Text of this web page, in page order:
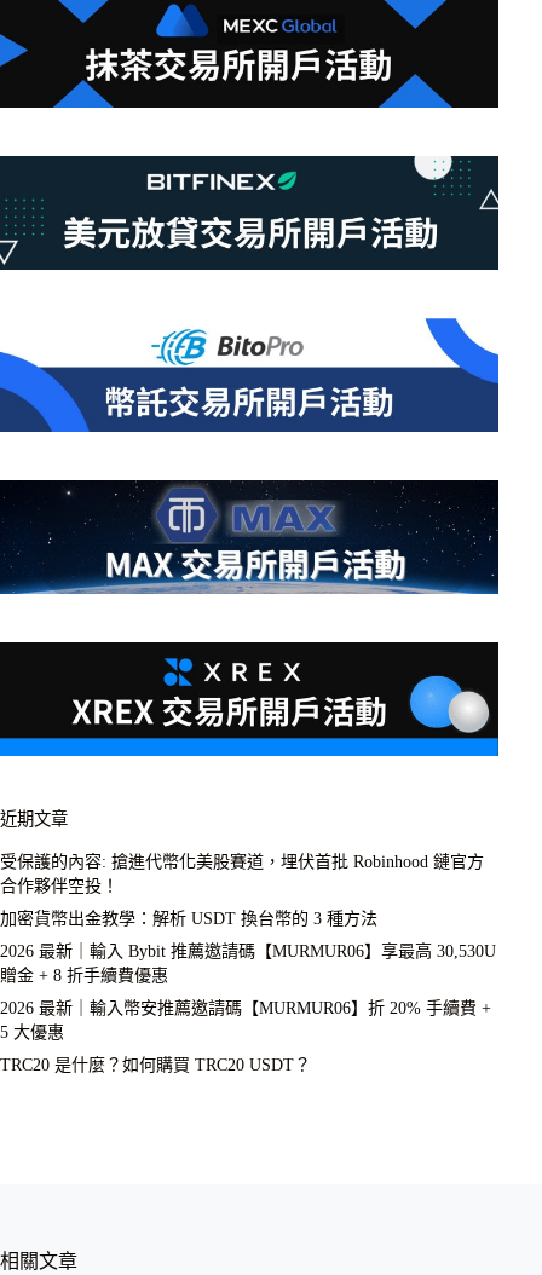
近期文章
受保護的內容: 搶進代幣化美股賽道，埋伏首批 Robinhood 鏈官方
合作夥伴空投！
加密貨幣出金教學：解析 USDT 換台幣的 3 種方法
2026 最新｜輸入 Bybit 推薦邀請碼【MURMUR06】享最高 30,530U
贈金 + 8 折手續費優惠
2026 最新｜輸入幣安推薦邀請碼【MURMUR06】折 20% 手續費 +
5 大優惠
TRC20 是什麼？如何購買 TRC20 USDT？
相關文章